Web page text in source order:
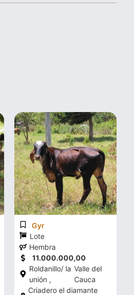
Gyr
Lote
Hembra
11.000.000,00
Roldanillo/ la
unión ,
Valle del
Cauca
Criadero el diamante